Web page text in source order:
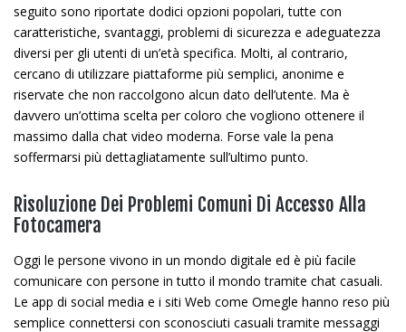
seguito sono riportate dodici opzioni popolari, tutte con
caratteristiche, svantaggi, problemi di sicurezza e adeguatezza
diversi per gli utenti di un’età specifica. Molti, al contrario,
cercano di utilizzare piattaforme più semplici, anonime e
riservate che non raccolgono alcun dato dell’utente. Ma è
davvero un’ottima scelta per coloro che vogliono ottenere il
massimo dalla chat video moderna. Forse vale la pena
soffermarsi più dettagliatamente sull’ultimo punto.
Risoluzione Dei Problemi Comuni Di Accesso Alla
Fotocamera
Oggi le persone vivono in un mondo digitale ed è più facile
comunicare con persone in tutto il mondo tramite chat casuali.
Le app di social media e i siti Web come Omegle hanno reso più
semplice connettersi con sconosciuti casuali tramite messaggi